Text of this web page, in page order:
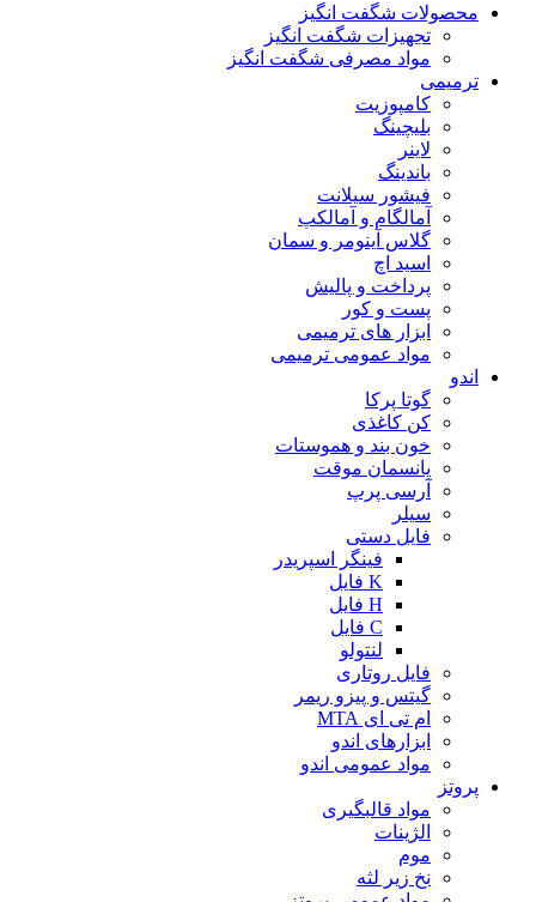
محصولات شگفت انگیز
تجهیزات شگفت انگیز
مواد مصرفی شگفت انگیز
ترمیمی
کامپوزیت
بلیچینگ
لاینر
باندینگ
فیشور سیلانت
آمالگام و آمالکپ
گلاس آینومر و سمان
اسید اچ
پرداخت و پالیش
پست و کور
ابزار های ترمیمی
مواد عمومی ترمیمی
اندو
گوتا پرکا
کن کاغذی
خون بند و هموستات
پانسمان موقت
آرسی پرپ
سیلر
فایل دستی
فینگر اسپریدر
K فایل
H فایل
C فایل
لنتولو
فایل روتاری
گیتس و پیزو ریمر
ام تی ای MTA
ابزارهای اندو
مواد عمومی اندو
پروتز
مواد قالبگیری
الژینات
موم
نخ زیر لثه